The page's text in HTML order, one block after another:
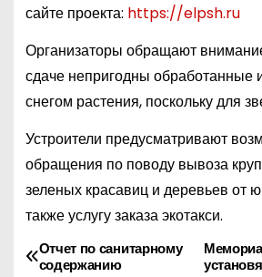
сайте проекта: https://elpsh.ru
Организаторы обращают
сдаче непригодны обработанные
снегом растения, поскольку для
Устроители предусматривают
обращения по поводу вывоза
зеленых красавиц и деревьев от
также услугу заказа экотакси.
НОтчет по санитарному
содержанию